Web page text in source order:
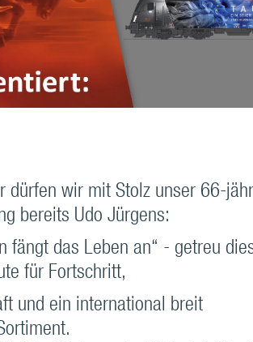
dürfen wir mit Stolz unser 66-
bereits Udo Jürgens:
fängt das Leben an“ - getreu
für Fortschritt,
und ein international breit